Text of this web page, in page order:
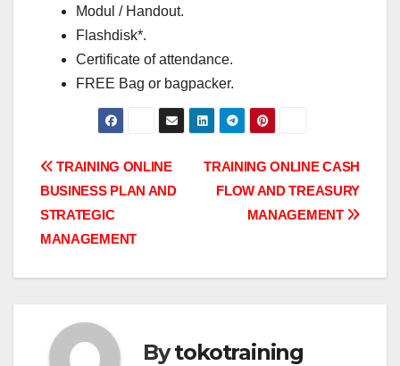
Modul / Handout.
Flashdisk*.
Certificate of attendance.
FREE Bag or bagpacker.
Post
navigation
TRAINING ONLINE CASH
FLOW AND TREASURY
MANAGEMENT
TRAINING ONLINE
BUSINESS PLAN AND
STRATEGIC
MANAGEMENT
Bytokotraining